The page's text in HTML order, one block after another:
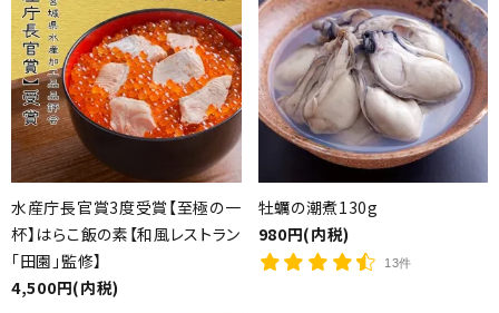
水産庁長官賞3度受賞【至極の一
杯】はらこ飯の素【和風レストラン
「田園」監修】
4,500円(内税)
牡蠣の潮煮130g
980円(内税)
13件